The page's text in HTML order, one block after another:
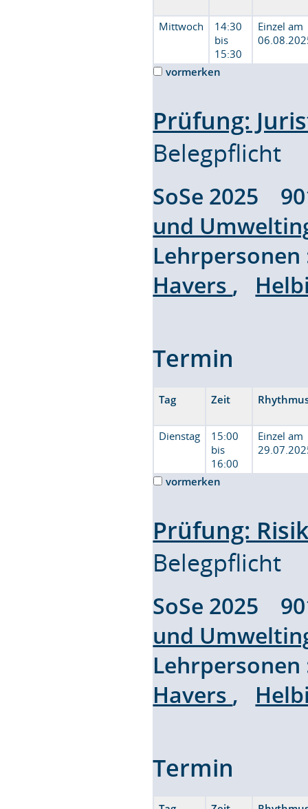
Mittwoch
14:30
bis
15:30
Einzel am
vormerken
Prüfung:
Belegpflicht
SoSe 2025
und
Havers ,
Termin
Tag Zeit
Dienstag
15:00
bis
16:00
Einzel am
vormerken
Prüfung:
Belegpflicht
SoSe 2025
und
Havers ,
Termin